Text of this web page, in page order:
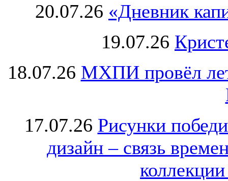
20.07.26 «Дневник
19.07.26
18.07.26 МХПИ провёл
17.07.26 Рисунки
дизайн – связь